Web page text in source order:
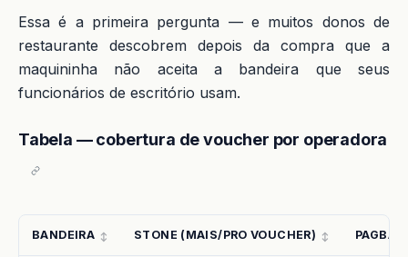
Essa é a primeira pergunta — e muitos donos de
restaurante descobrem depois da compra que a
maquininha não aceita a bandeira que seus
funcionários de escritório usam.
Tabela — cobertura de voucher por operadora
BANDEIRA STONE (MAIS/PRO VOUCHER)